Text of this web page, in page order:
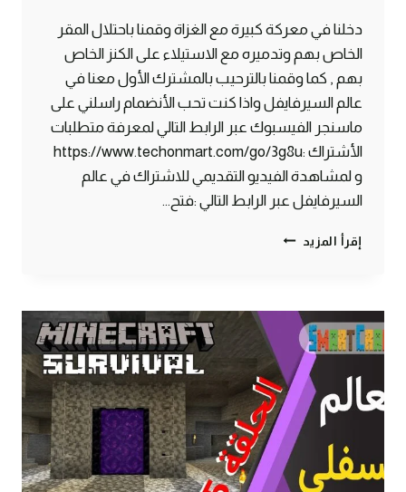
دخلنا في معركة كبيرة مع الغزاة وقمنا باحتلال المقر
الخاص بهم وتدميره مع الاستيلاء على الكنز الخاص
بهم , كما وقمنا بالترحيب بالمشترك الأول معنا في
عالم السيرفايفل واذا كنت تحب الأنضمام راسلني على
ماسنجر الفيسبوك عبر الرابط التالي لمعرفة متطلبات
الأشتراك :https://www.techonmart.com/go/3g8u
و لمشاهدة الفيديو التقديمي للاشتراك في عالم
السيرفايفل عبر الرابط التالي :فتح…
إقرأ المزيد الحلقة
ضد
الغزاة
واستقبال
مشترك
جديد
–
سرفايفل
(1.14.4)
ماين
كرافت